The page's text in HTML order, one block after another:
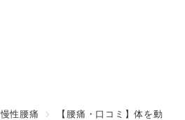
慢性腰痛
【腰痛・口コミ】体を動